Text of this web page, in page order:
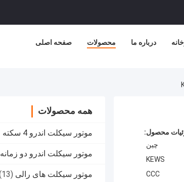
صفحه اصلی محصولات درباره ما
همه محصولات
موتور سیکلت اندرو 4 سکته مغزی
موتور سیکلت اندرو دو زمانه
موتور سیکلت های رالی (13)
محصول:
چین
KEWS
CCC